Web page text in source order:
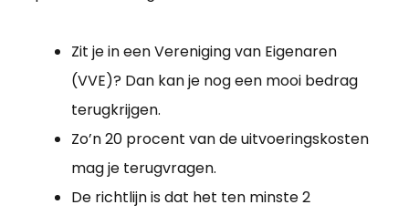
Zit je in een Vereniging van Eigenaren
(VVE)? Dan kan je nog een mooi bedrag
terugkrijgen.
Zo’n 20 procent van de uitvoeringskosten
mag je terugvragen.
De richtlijn is dat het ten minste 2